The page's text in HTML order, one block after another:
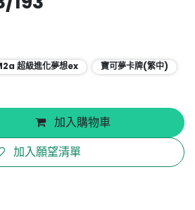
超級進化夢想ex 寶可夢卡牌(繁中)
加入購物車
加入願望清單